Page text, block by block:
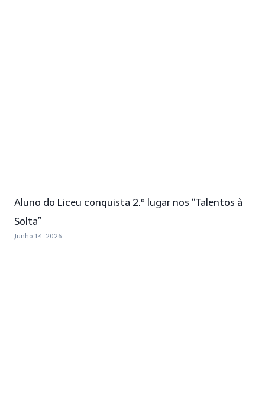
Aluno do Liceu conquista 2.º lugar nos “Talentos à
Solta”
Junho 14, 2026